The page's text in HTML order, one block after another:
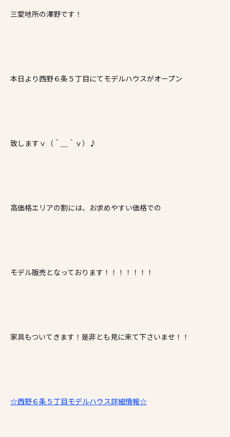
よくある質問 来場予約 資料請求
新着情報
施工事例
三愛地所の澤野です！
本日より西野６条５丁目にてモデルハウスがオープン
致しますｖ（＾＿＾ｖ）♪
高価格エリアの割には、お求めやすい価格での
モデル販売となっております！！！！！！！
家具もついてきます！是非とも見に来て下さいませ！！
☆西野６条５丁目モデルハウス詳細情報☆